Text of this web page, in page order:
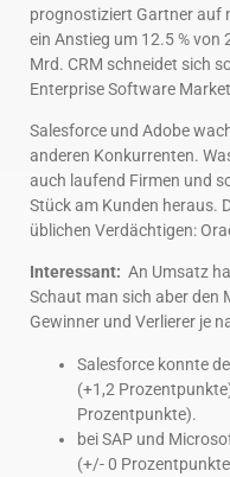
prognostiziert Gartner auf
ein Anstieg um 12.5 % von
Mrd. CRM schneidet sich
Enterprise Software
Salesforce und Adobe
anderen Konkurrenten.
auch laufend Firmen und
Stück am Kunden heraus.
üblichen Verdächtigen:
Interessant: An Umsatz
Schaut man sich aber den
Gewinner und Verlierer je
Salesforce konnte
(+1,2
Prozentpunkte).
bei SAP und
(+/- 0